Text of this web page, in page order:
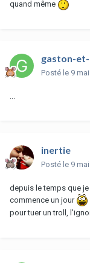
quand même
gaston-
Posté le 9
inertie
Posté le 9
depuis le temps que
commence un jour
pour tuer un troll,